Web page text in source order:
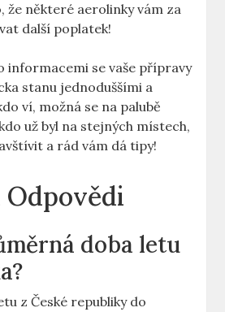
že některé aerolinky vám za
další poplatek!
informacemi se vaše přípravy
stanu jednoduššími a
ví, možná se na palubě
už byl na stejných místech,
a rád vám dá tipy!
doba letu
z České republiky do